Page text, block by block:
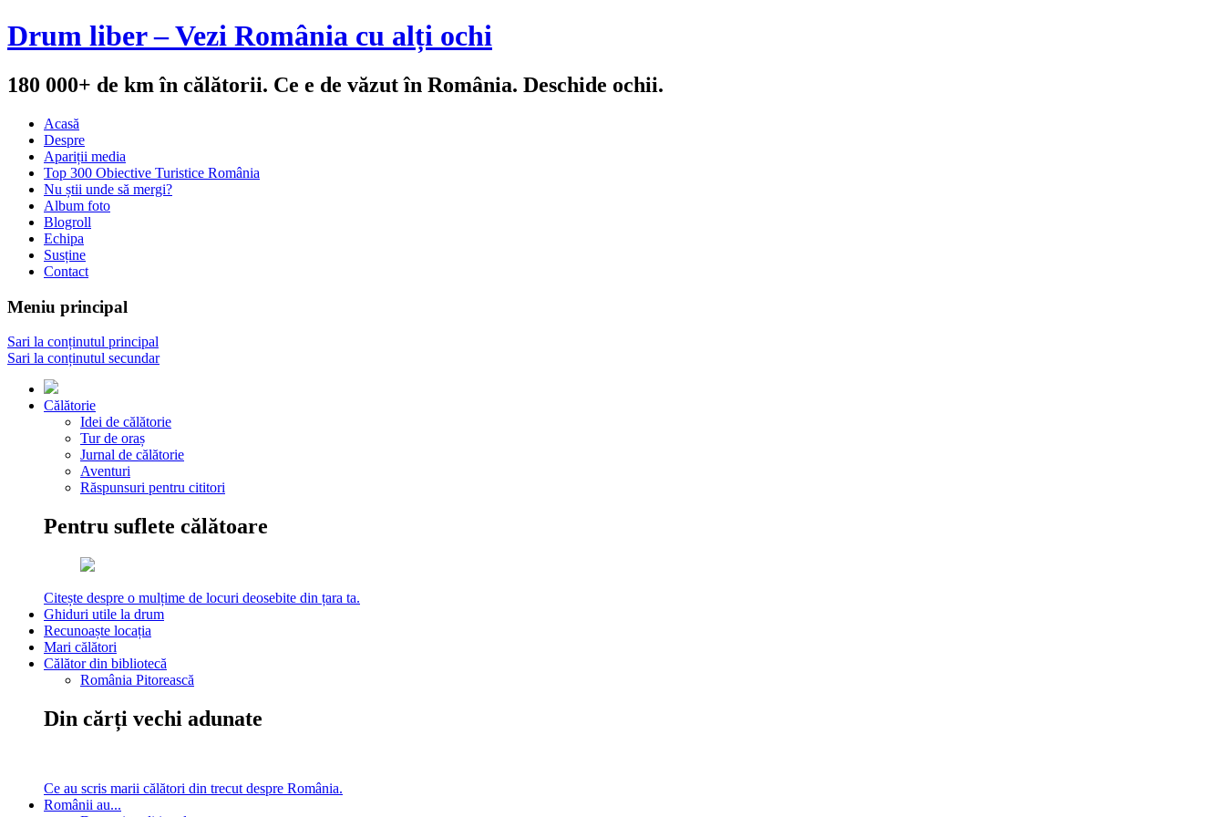
Drum liber – Vezi România cu alți ochi
180 000+ de km în călătorii. Ce e de văzut în România. Deschide ochii.
Acasă
Despre
Apariții media
Top 300 Obiective Turistice România
Nu știi unde să mergi?
Album foto
Blogroll
Echipa
Susține
Contact
Meniu principal
Sari la conținutul principal
Sari la conținutul secundar
Călătorie
Idei de călătorie
Tur de oraș
Jurnal de călătorie
Aventuri
Răspunsuri pentru cititori
Pentru suflete călătoare
Citește despre o mulțime de locuri deosebite din țara ta.
Ghiduri utile la drum
Recunoaște locația
Mari călători
Călător din bibliotecă
România Pitorească
Din cărți vechi adunate
Ce au scris marii călători din trecut despre România.
Românii au...